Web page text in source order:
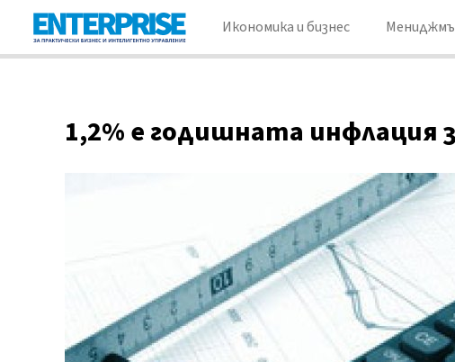
Икономика и бизнес
1,2% е годишната инфлация